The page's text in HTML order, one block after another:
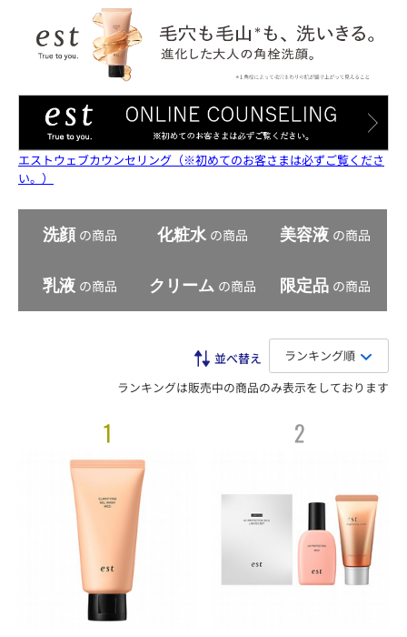
エストウェブカウンセリング（※初めてのお客さまは必ずご覧くださ
い。）
洗顔 の商品 化粧水 の商品 美容液 の商品
乳液 の商品 クリーム の商品 限定品 の商品
ランキング順
ランキングは販売中の商品のみ表示をしております